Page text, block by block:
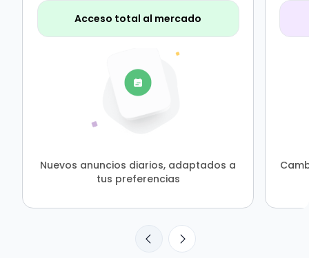
Acceso total al mercado
Nuevos anuncios diarios, adaptados a
tus preferencias